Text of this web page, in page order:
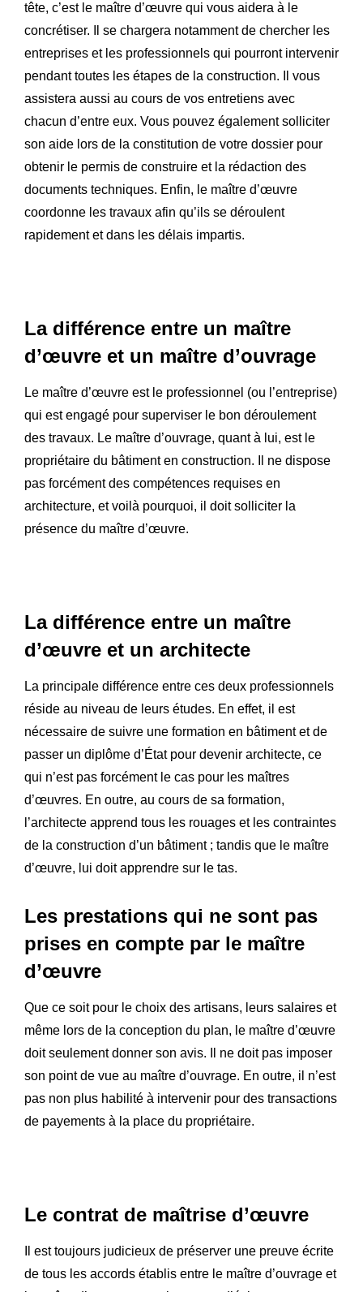
tête, c’est le maître d’œuvre qui vous aidera à le
concrétiser. Il se chargera notamment de chercher les
entreprises et les professionnels qui pourront intervenir
pendant toutes les étapes de la construction. Il vous
assistera aussi au cours de vos entretiens avec
chacun d’entre eux. Vous pouvez également solliciter
son aide lors de la constitution de votre dossier pour
obtenir le permis de construire et la rédaction des
documents techniques. Enfin, le maître d’œuvre
coordonne les travaux afin qu’ils se déroulent
rapidement et dans les délais impartis.
La différence entre un maître
d’œuvre et un maître d’ouvrage
Le maître d’œuvre est le professionnel (ou l’entreprise)
qui est engagé pour superviser le bon déroulement
des travaux. Le maître d’ouvrage, quant à lui, est le
propriétaire du bâtiment en construction. Il ne dispose
pas forcément des compétences requises en
architecture, et voilà pourquoi, il doit solliciter la
présence du maître d’œuvre.
La différence entre un maître
d’œuvre et un architecte
La principale différence entre ces deux professionnels
réside au niveau de leurs études. En effet, il est
nécessaire de suivre une formation en bâtiment et de
passer un diplôme d’État pour devenir architecte, ce
qui n’est pas forcément le cas pour les maîtres
d’œuvres. En outre, au cours de sa formation,
l’architecte apprend tous les rouages et les contraintes
de la construction d’un bâtiment ; tandis que le maître
d’œuvre, lui doit apprendre sur le tas.
Les prestations qui ne sont pas
prises en compte par le maître
d’œuvre
Que ce soit pour le choix des artisans, leurs salaires et
même lors de la conception du plan, le maître d’œuvre
doit seulement donner son avis. Il ne doit pas imposer
son point de vue au maître d’ouvrage. En outre, il n’est
pas non plus habilité à intervenir pour des transactions
de payements à la place du propriétaire.
Le contrat de maîtrise d’œuvre
Il est toujours judicieux de préserver une preuve écrite
de tous les accords établis entre le maître d’ouvrage et